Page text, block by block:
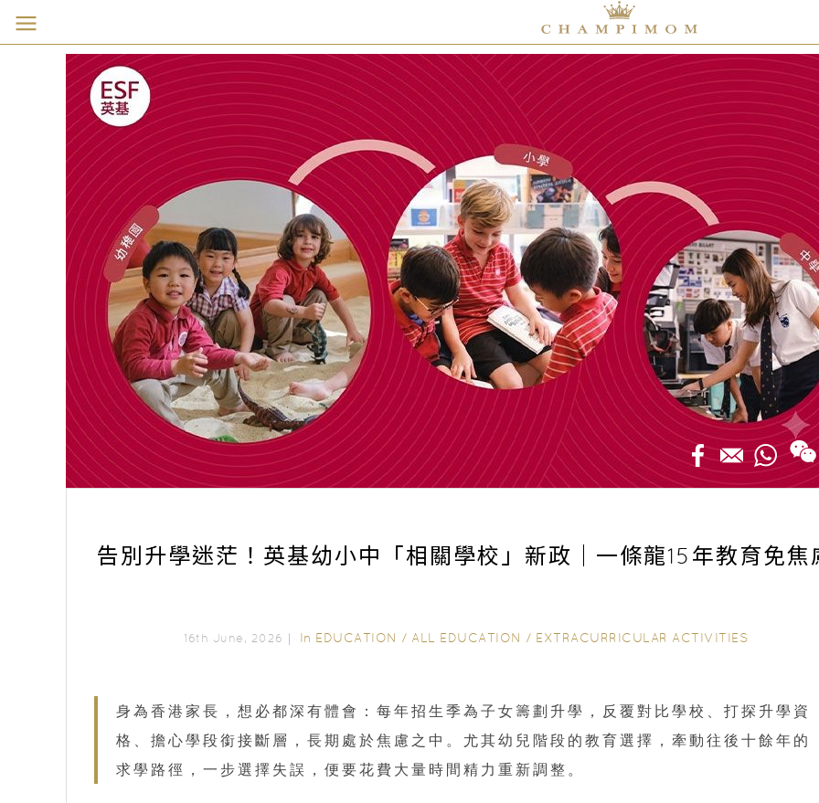
告別升學迷茫！英基幼小中「相關學校」新政｜一條龍15年教育免焦
16th June, 2026｜ In EDUCATION / ALL EDUCATION / EXTRACURRICULAR ACTIVITIES
身為香港家長，想必都深有體會：每年招生季為子女籌劃升學，反覆對比學校、打探升學資
格、擔心學段銜接斷層，長期處於焦慮之中。尤其幼兒階段的教育選擇，牽動往後十餘年的
求學路徑，一步選擇失誤，便要花費大量時間精力重新調整。